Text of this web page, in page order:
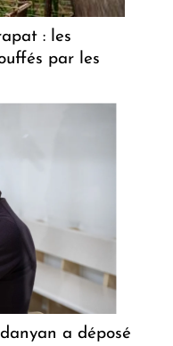
: les
par les
a déposé